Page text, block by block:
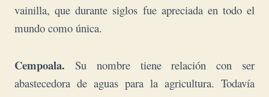
vainilla, que durante siglos fue apreciada en todo el
mundo como única.
Cempoala. Su nombre tiene relación con ser
abastecedora de aguas para la agricultura. Todavía